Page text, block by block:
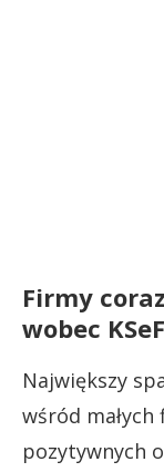
Firmy
wobec KSeF
Największy
wśród
pozytywnych